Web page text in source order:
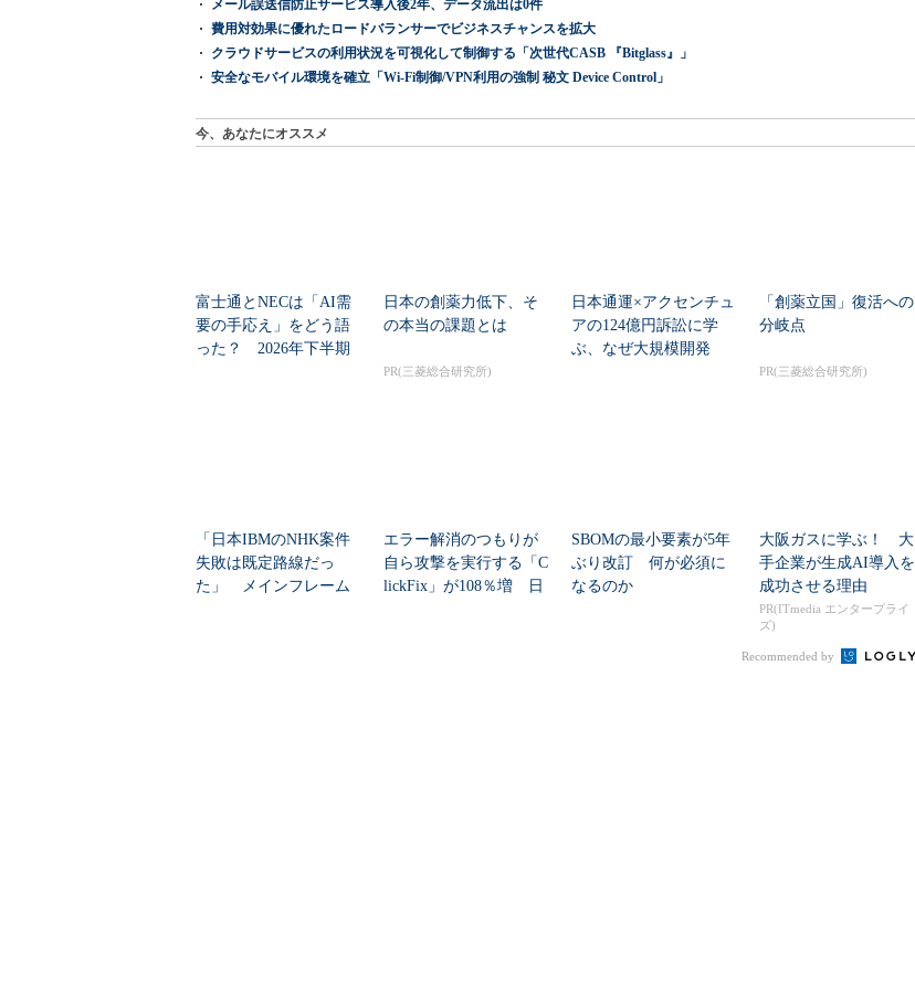
メール誤送信防止サービス導入後2年、データ流出は0件
費用対効果に優れたロードバランサーでビジネスチャンスを拡大
クラウドサービスの利用状況を可視化して制御する「次世代CASB 『Bitglass』」
安全なモバイル環境を確立「Wi-Fi制御/VPN利用の強制 秘文 Device Control」
今、あなたにオススメ
富士通とNECは「AI需
要の手応え」をどう語
った？ 2026年下半期
日本の創薬力低下、そ
の本当の課題とは
PR(三菱総合研究所)
日本通運×アクセンチュ
アの124億円訴訟に学
ぶ、なぜ大規模開発
「創薬立国」復活への
分岐点
PR(三菱総合研究所)
「日本IBMのNHK案件
失敗は既定路線だっ
た」 メインフレーム
エラー解消のつもりが
自ら攻撃を実行する「C
lickFix」が108％増 日
SBOMの最小要素が5年
ぶり改訂 何が必須に
なるのか
大阪ガスに学ぶ！ 大
手企業が生成AI導入を
成功させる理由
PR(ITmedia エンタープライ
ズ)
Recommended by